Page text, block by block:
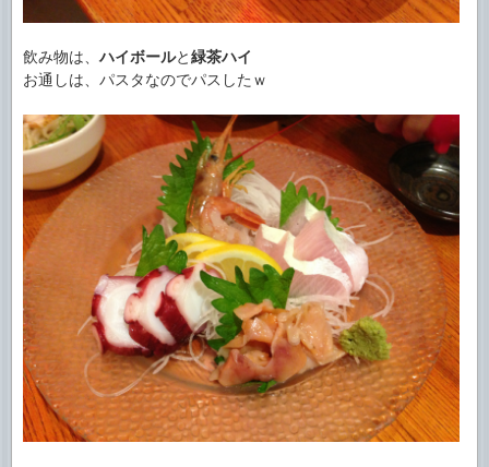
飲み物は、ハイボールと緑茶ハイ
お通しは、パスタなのでパスしたｗ